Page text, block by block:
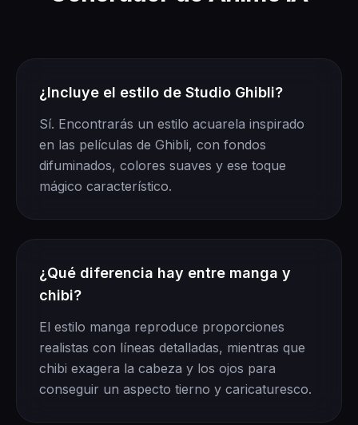
¿Incluye el estilo de Studio Ghibli?
Sí. Encontrarás un estilo acuarela inspirado
en las películas de Ghibli, con fondos
difuminados, colores suaves y ese toque
mágico característico.
¿Qué diferencia hay entre manga y
chibi?
El estilo manga reproduce proporciones
realistas con líneas detalladas, mientras que
chibi exagera la cabeza y los ojos para
conseguir un aspecto tierno y caricaturesco.